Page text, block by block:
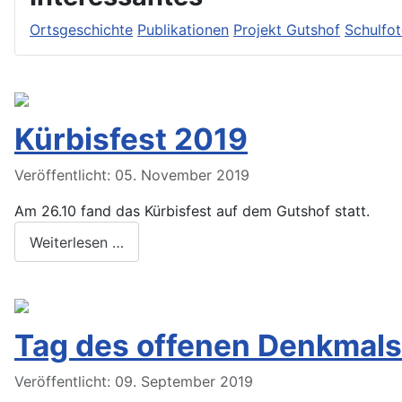
Ortsgeschichte Publikationen Projekt Gutshof
Kürbisfest 2019
Veröffentlicht: 05. November 2019
Am 26.10 fand das Kürbisfest auf dem Gutshof statt.
Weiterlesen …
Tag des offenen
Veröffentlicht: 09. September 2019